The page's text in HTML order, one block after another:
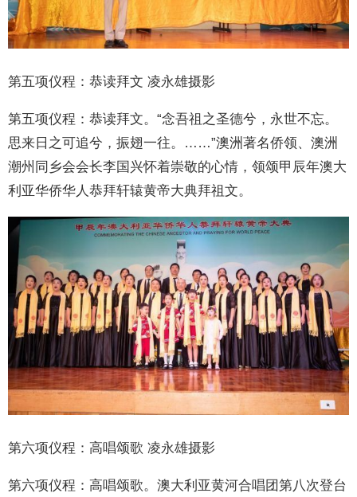
第五项仪程：恭读拜文 凌永雄摄影
第五项仪程：恭读拜文。“念吾祖之圣德兮，永世不忘。
思来日之可追兮，振翅一往。……”澳洲著名侨领、澳洲
潮州同乡会会长李国兴怀着崇敬的心情，领颂甲辰年澳大
利亚华侨华人恭拜轩辕黄帝大典拜祖文。
第六项仪程：高唱颂歌 凌永雄摄影
第六项仪程：高唱颂歌。澳大利亚黄河合唱团第八次登台